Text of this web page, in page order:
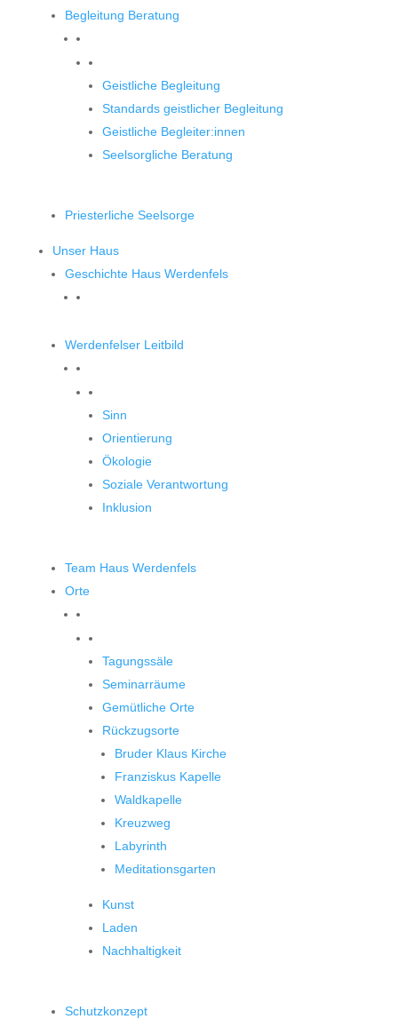
Begleitung Beratung
Geistliche Begleitung
Standards geistlicher Begleitung
Geistliche Begleiter:innen
Seelsorgliche Beratung
Priesterliche Seelsorge
Unser Haus
Geschichte Haus Werdenfels
Werdenfelser Leitbild
Sinn
Orientierung
Ökologie
Soziale Verantwortung
Inklusion
Team Haus Werdenfels
Orte
Tagungssäle
Seminarräume
Gemütliche Orte
Rückzugsorte
Bruder Klaus Kirche
Franziskus Kapelle
Waldkapelle
Kreuzweg
Labyrinth
Meditationsgarten
Kunst
Laden
Nachhaltigkeit
Schutzkonzept